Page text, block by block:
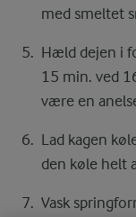
med smeltet
Hæld dejen i
15 min. ved
være en
Lad kagen
den køle helt
Vask